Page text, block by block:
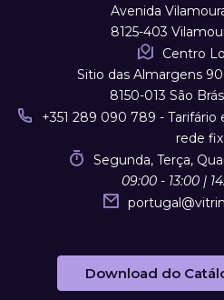
Avenida
8125-403
Centro
Sitio das Almargens
8150-013 São
+351 289 090 789 -
rede
Segunda, Terça,
09:00 - 13:00 |
portugal@
Download do